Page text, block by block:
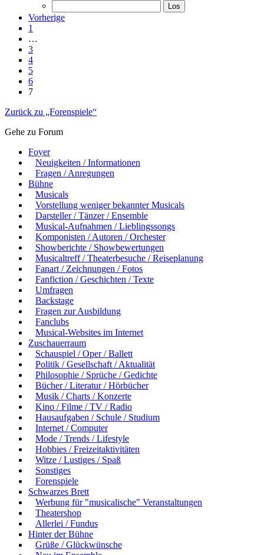
Vorherige
1
…
3
4
5
6
7
Zurück zu „Forenspiele“
Gehe zu Forum
Foyer
Neuigkeiten / Informationen
Fragen / Anregungen
Bühne
Musicals
Vorstellung weniger bekannter Musicals
Darsteller / Tänzer / Ensemble
Musical-Aufnahmen / Lieblingssongs
Komponisten / Autoren / Orchester
Showberichte / Showbewertungen
Musicaltreff / Theaterbesuche / Reiseplanung
Fanart / Zeichnungen / Fotos
Fanfiction / Geschichten / Texte
Umfragen
Backstage
Fragen zur Ausbildung
Fanclubs
Musical-Websites im Internet
Zuschauerraum
Schauspiel / Oper / Ballett
Politik / Gesellschaft / Aktualität
Philosophie / Sprüche / Gedichte
Bücher / Literatur / Hörbücher
Musik / Charts / Konzerte
Kino / Filme / TV / Radio
Hausaufgaben / Schule / Studium
Internet / Computer
Mode / Trends / Lifestyle
Hobbies / Freizeitaktivitäten
Witze / Lustiges / Spaß
Sonstiges
Forenspiele
Schwarzes Brett
Werbung für "musicalische" Veranstaltungen
Theatershop
Allerlei / Fundus
Hinter der Bühne
Grüße / Glückwünsche